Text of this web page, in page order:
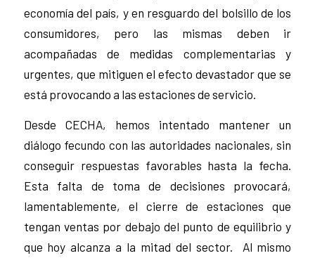
economía del país, y en resguardo del bolsillo de los
consumidores, pero las mismas deben ir
acompañadas de medidas complementarias y
urgentes, que mitiguen el efecto devastador que se
está provocando a las estaciones de servicio.
Desde CECHA, hemos intentado mantener un
diálogo fecundo con las autoridades nacionales, sin
conseguir respuestas favorables hasta la fecha.
Esta falta de toma de decisiones provocará,
lamentablemente, el cierre de estaciones que
tengan ventas por debajo del punto de equilibrio y
que hoy alcanza a la mitad del sector. Al mismo